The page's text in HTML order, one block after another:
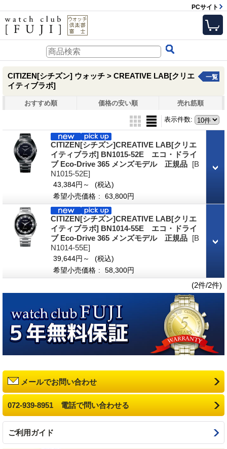
PCサイト
CITIZEN[シチズン] ウォッチ > CREATIVE LAB[クリエ
イティブラボ]
一覧
おすすめ順 価格の安い順 売れ筋順
表示件数:
CITIZEN[シチズン]CREATIVE LAB[クリエ
イティブラボ] BN1015-52E エコ・ドライ
ブ Eco-Drive 365 メンズモデル 正規品 [B
N1015-52E]
43,384円～
(税込)
希望小売価格 : 63,800円
CITIZEN[シチズン]CREATIVE LAB[クリエ
イティブラボ] BN1014-55E エコ・ドライ
ブ Eco-Drive 365 メンズモデル 正規品 [B
N1014-55E]
39,644円～
(税込)
希望小売価格 : 58,300円
(2件/2件)
メールでお問い合わせ
072-939-8951 電話で問い合わせる
ご利用ガイド